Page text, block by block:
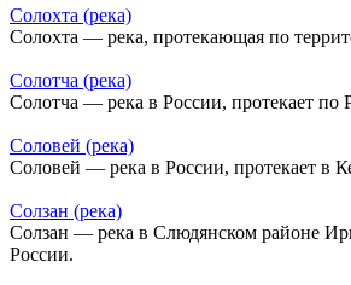
Солохта (река)
Солохта — река, протекающая по
Солотча (река)
Солотча — река в России, протекает по
Соловей (река)
Соловей — река в России, протекает в
Солзан (река)
Солзан — река в Слюдянском районе
России.